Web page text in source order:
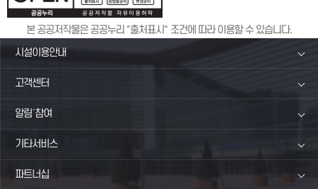
본 공공저작물은 공공누리 "출처표시" 조건에 따라 이용할 수 있습니다.
시설이용안내
고객센터
알림˙참여
기타서비스
파트너십